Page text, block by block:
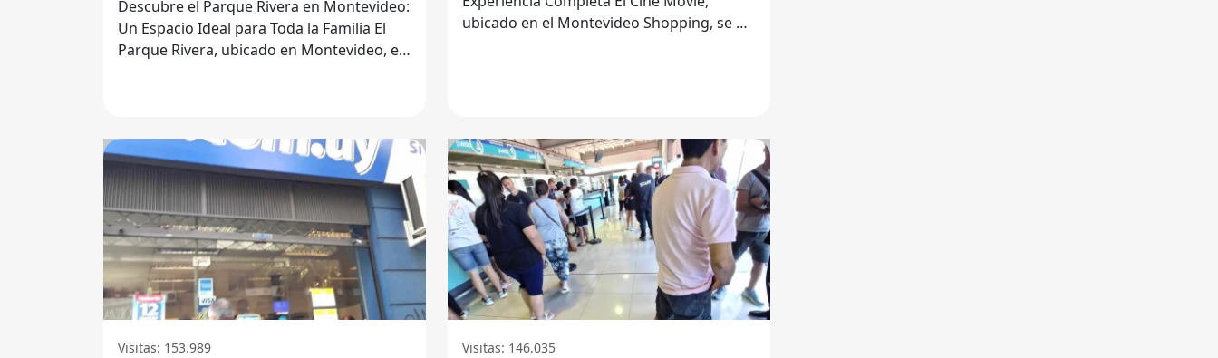
Descubre el Parque Rivera en Montevideo:
Un Espacio Ideal para Toda la Familia El
Parque Rivera, ubicado en Montevideo, es
ubicado en el Montevideo Shopping, se ha
Visitas: 153.989 Visitas: 146.035